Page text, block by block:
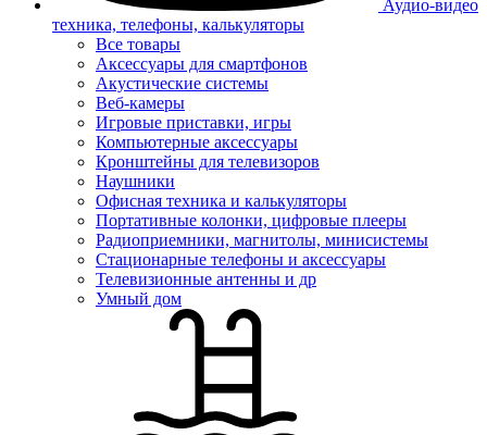
Аудио-видео
техника, телефоны, калькуляторы
Все товары
Аксессуары для смартфонов
Акустические системы
Веб-камеры
Игровые приставки, игры
Компьютерные аксессуары
Кронштейны для телевизоров
Наушники
Офисная техника и калькуляторы
Портативные колонки, цифровые плееры
Радиоприемники, магнитолы, минисистемы
Стационарные телефоны и аксессуары
Телевизионные антенны и др
Умный дом